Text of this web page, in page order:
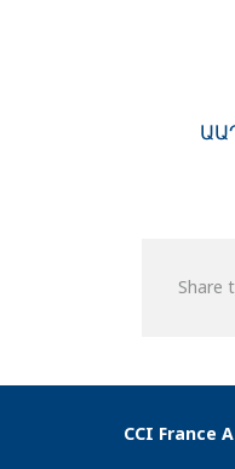
Share
CCI France